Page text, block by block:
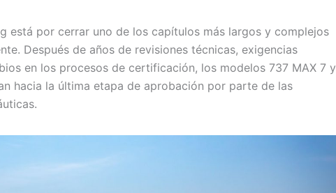
está por cerrar uno de los capítulos más largos y complejos
Después de años de revisiones técnicas, exigencias
en los procesos de certificación, los modelos 737 MAX 7 y
hacia la última etapa de aprobación por parte de las